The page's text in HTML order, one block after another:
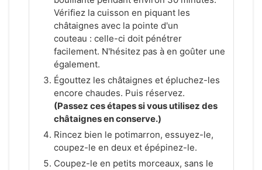
Vérifiez la cuisson en piquant les
châtaignes avec la pointe d'un
couteau : celle-ci doit pénétrer
facilement. N'hésitez pas à en goûter une
également.
Égouttez les châtaignes et épluchez-les
encore chaudes. Puis réservez.
(Passez ces étapes si vous utilisez des
châtaignes en conserve.)
Rincez bien le potimarron, essuyez-le,
coupez-le en deux et épépinez-le.
Coupez-le en petits morceaux, sans le